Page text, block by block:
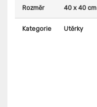
Rozměr 40 x 40 cm
Kategorie Utěrky